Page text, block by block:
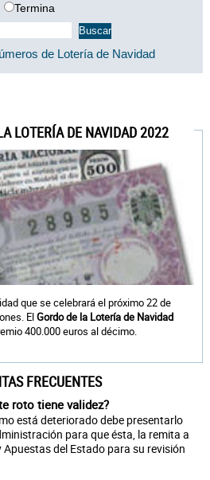
Termina
de Lotería de Navidad
LOTERÍA DE NAVIDAD 2022
que se celebrará el próximo 22 de
ElGordo de la Lotería de Navidad
400.000 euros al décimo.
FRECUENTES
roto tiene validez?
está deteriorado debe presentarlo
para que ésta, la remita a
Apuestas del Estado para su revisión